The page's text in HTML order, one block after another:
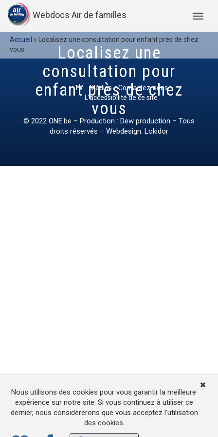
Webdocs Air de familles
Accueil »
Localisez une consultation pour enfant près de chez
vous
Localisez une
consultation pour
enfant près de chez
vous
TV Médias
Contactez-nous
L’accessibilité de ce site
© 2022 ONE.be – Production : Dew production – Tous
droits réservés – Webdesign: Lokidor
Nous utilisons des cookies pour vous garantir la meilleure
expérience sur notre site. Si vous continuez à utiliser ce
dernier, nous considérerons que vous acceptez l'utilisation
des cookies.